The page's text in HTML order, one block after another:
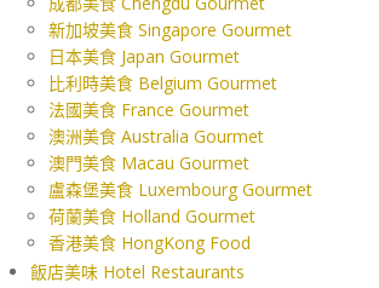
新加坡美食 Singapore Gourmet
日本美食 Japan Gourmet
比利時美食 Belgium Gourmet
法國美食 France Gourmet
澳洲美食 Australia Gourmet
澳門美食 Macau Gourmet
盧森堡美食 Luxembourg Gourmet
荷蘭美食 Holland Gourmet
香港美食 HongKong Food
飯店美味 Hotel Restaurants